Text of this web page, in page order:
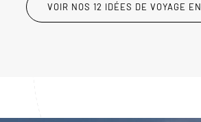
VOIR NOS 12 IDÉES DE VOYAGE